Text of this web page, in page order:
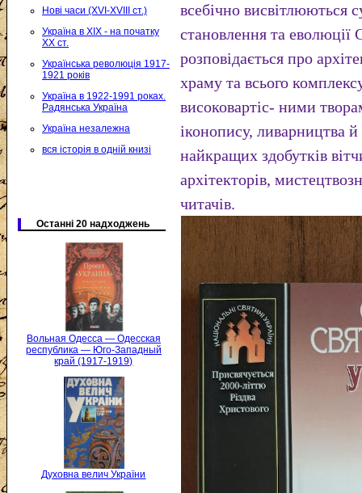
Нові часи (XVI-XVIII ст.)
Україна в XIX - на початку
XX ст.
Українська революція 1917-
1921 років
Україна в 1922-1991 роках.
Радянська Україна
Україна незалежна
вся історія в одній книзі
Останні 20 надходжень
Вольная Одесса — Одесская
республика — Юго-Западный
край (1917-1919)
Духовна велич України
всебічно висвітлюються
становлення та
розповідається про
храму та всього
високовартіс- ними
іконопису, ливарництва
найкращих здобутків
архітекторів,
читачів.